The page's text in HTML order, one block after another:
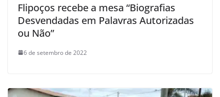
Flipoços recebe a mesa “Biografias
Desvendadas em Palavras Autorizadas
ou Não”
6 de setembro de 2022